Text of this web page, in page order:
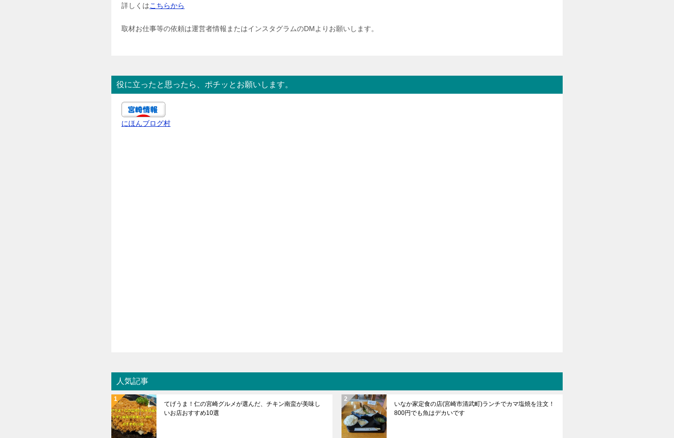
詳しくはこちらから
取材お仕事等の依頼は運営者情報またはインスタグラムのDMよりお願いします。
役に立ったと思ったら、ポチッとお願いします。
にほんブログ村
人気記事
てげうま！仁の宮崎グルメが選んだ、チキン南蛮が美味し
いお店おすすめ10選
いなか家定食の店(宮崎市清武町)ランチでカマ塩焼を注文！
800円でも魚はデカいです